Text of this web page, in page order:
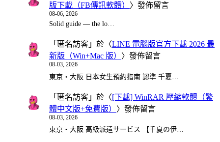
版下載（FB傳訊軟體） 〉發佈留言
08-06, 2026
Solid guide — the lo…
「 匿名訪客 」於〈LINE 電腦版官方下載 2026 最
新版（Win+Mac 版）
〉發佈留言
08-03, 2026
東京・大阪 日本女生預約指南 認準 千夏…
「 匿名訪客 」於〈[下載] WinRAR 壓縮軟體（繁
體中文版+免費版） 〉發佈留言
08-03, 2026
東京・大阪 高級派遣サービス 【千夏の伊…